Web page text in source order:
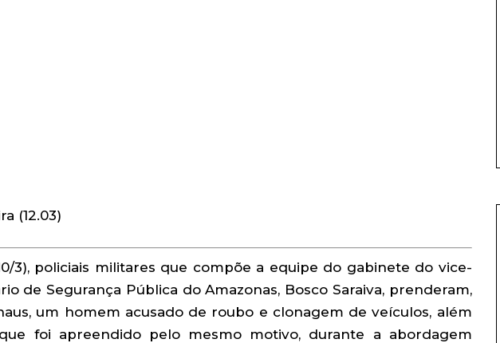
(12.03)
3), policiais militares que compõe a equipe do gabinete do vice-
de Segurança Pública do Amazonas, Bosco Saraiva, prenderam,
um homem acusado de roubo e clonagem de veículos, além
foi apreendido pelo mesmo motivo, durante a abordagem